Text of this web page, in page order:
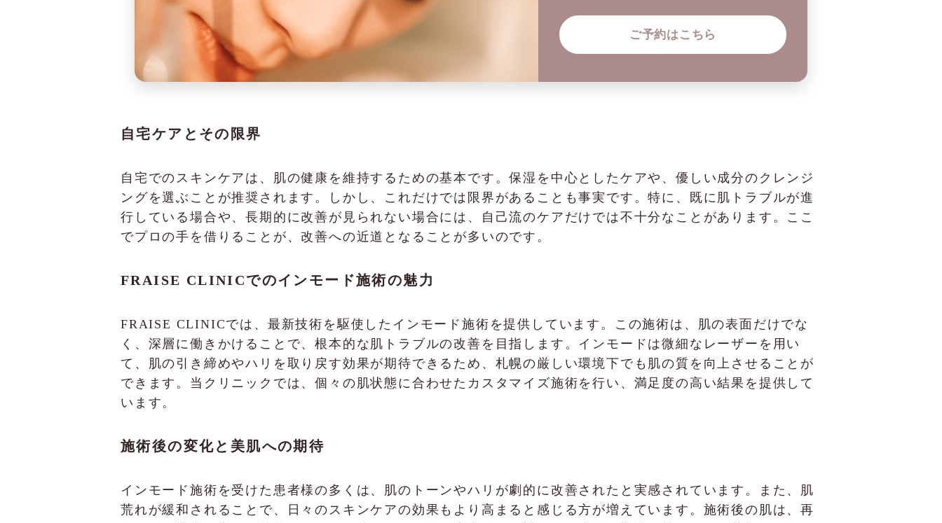
ご予約はこちら
自宅ケアとその限界
自宅でのスキンケアは、肌の健康を維持するための基本です。保湿を中心としたケアや、優しい成分のクレンジ
ングを選ぶことが推奨されます。しかし、これだけでは限界があることも事実です。特に、既に肌トラブルが進
行している場合や、長期的に改善が見られない場合には、自己流のケアだけでは不十分なことがあります。ここ
でプロの手を借りることが、改善への近道となることが多いのです。
FRAISE CLINICでのインモード施術の魅力
FRAISE CLINICでは、最新技術を駆使したインモード施術を提供しています。この施術は、肌の表面だけでな
く、深層に働きかけることで、根本的な肌トラブルの改善を目指します。インモードは微細なレーザーを用い
て、肌の引き締めやハリを取り戻す効果が期待できるため、札幌の厳しい環境下でも肌の質を向上させることが
できます。当クリニックでは、個々の肌状態に合わせたカスタマイズ施術を行い、満足度の高い結果を提供して
います。
施術後の変化と美肌への期待
インモード施術を受けた患者様の多くは、肌のトーンやハリが劇的に改善されたと実感されています。また、肌
荒れが緩和されることで、日々のスキンケアの効果もより高まると感じる方が増えています。施術後の肌は、再